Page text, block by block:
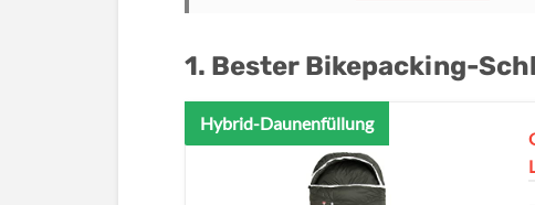
1. Bester Bikepacking-
Hybrid-Daunenfüllung